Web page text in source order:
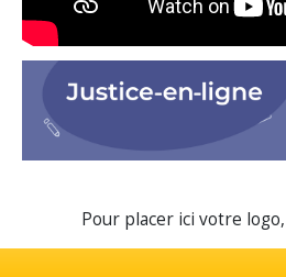
Pour placer ici votre logo,